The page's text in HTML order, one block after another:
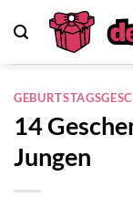
Inhalt
springen
14
Jungen